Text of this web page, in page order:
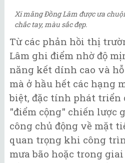
Xi măng Đồng Lâm được ưa
chắc tay, màu sắc đẹp.
Từ các phản hồi thị
Lâm ghi điểm nhờ độ
năng kết dính cao và
mà ở hầu hết các hạng
biệt, đặc tính phát triển
"điểm cộng" chiến lược
công chủ động về mặt
quan trọng khi công
mưa bão hoặc trong